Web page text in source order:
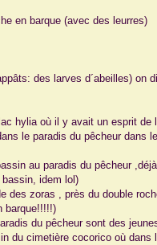
en barque (avec des leurres)
des larves d´abeilles) on
hylia où il y avait un esprit de
le paradis du pêcheur dans
au paradis du pêcheur
idem lol)
des zoras , près du double
barque!!!!!)
du pêcheur sont des
du cimetière cocorico où